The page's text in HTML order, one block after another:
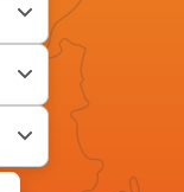
vérification d'âge.
de nos clients